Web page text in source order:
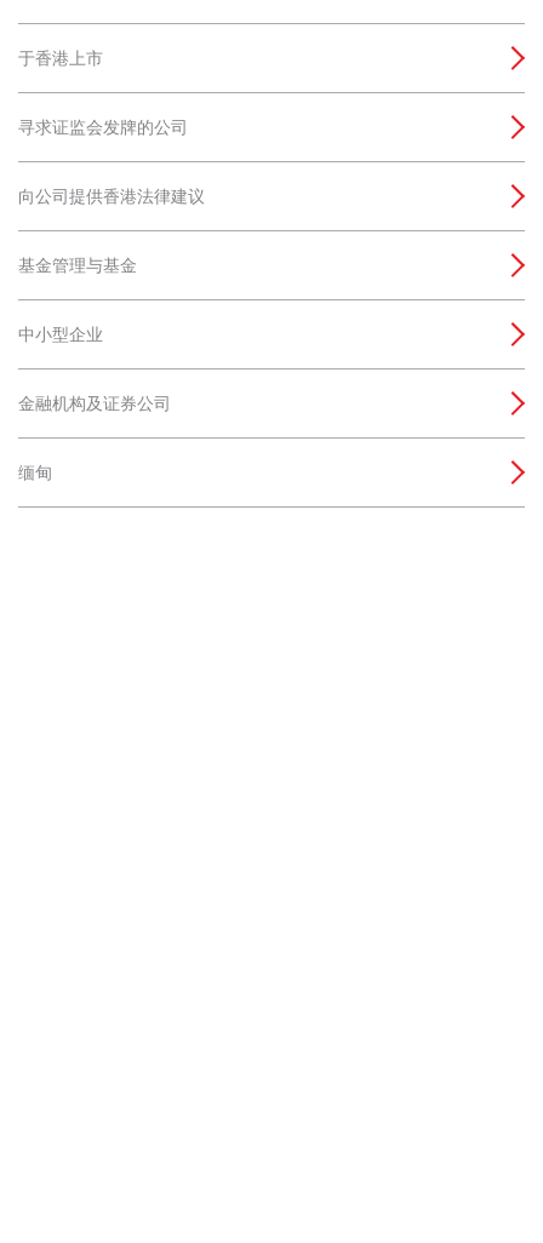
于香港上市
寻求证监会发牌的公司
向公司提供香港法律建议
基金管理与基金
中小型企业
金融机构及证券公司
缅甸